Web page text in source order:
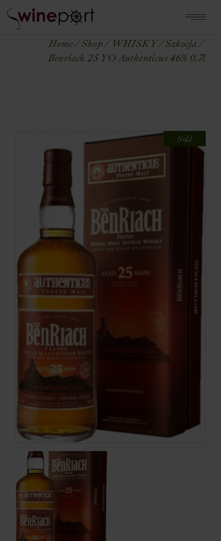
Home Shop WHISKY
Szkocja
Benriach 25 YO Authenticus 46% 0,7l
Sold